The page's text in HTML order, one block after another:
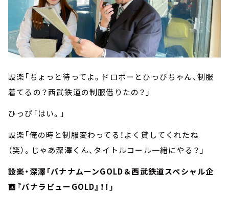
設楽「ちょっと待ってよ。ドロボーとひっぴちゃん、制服
着てるの？西武鉄道の制服借りたの？」
ひっぴ「はい。」
設楽「俺の時と制服変わってる！よく貸してくれたね
（笑）。じゃあ深澤くん、タイトルコール一緒にやる？」
設楽・深澤「バナナムーンGOLD＆西武鉄道スペシャル企
画『バナラビューGOLD』！！」